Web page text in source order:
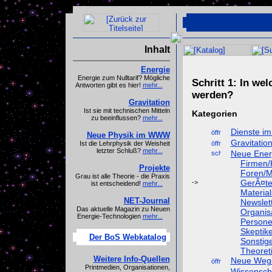
Inhalt
Energie
Energie zum Nulltarif? Mögliche
Antworten gibt es hier! mehr...
Gravitation
Ist sie mit technischen Mitteln
zu beeinflussen? mehr...
Neue Physik im WWW
Ist die Lehrphysik der Weisheit
letzter Schluß? mehr...
Projekte
Grau ist alle Theorie - die Praxis
ist entscheidend! mehr...
NET-Journal
Das aktuelle Magazin zu Neuen
Energie-Technologien mehr...
Der BoS Webkatalog
Weitere Info-Quellen
Printmedien, Organisationen,
Schritt 1: In
werden?
Kategorien
Dienste
Neue
Foren/
Neue